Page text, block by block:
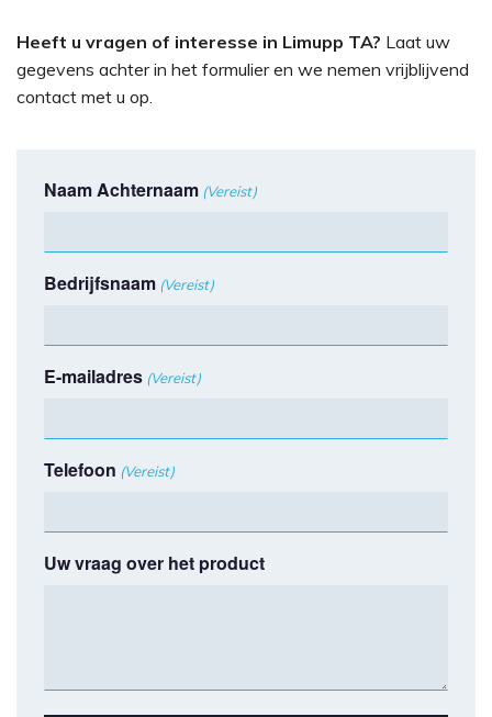
Heeft u vragen of interesse in Limupp TA? Laat uw
gegevens achter in het formulier en we nemen vrijblijvend
contact met u op.
Naam Achternaam (Vereist)
Bedrijfsnaam (Vereist)
E-mailadres (Vereist)
Telefoon (Vereist)
Uw vraag over het product